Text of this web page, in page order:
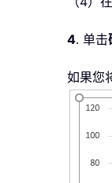
4. 单击
如果您